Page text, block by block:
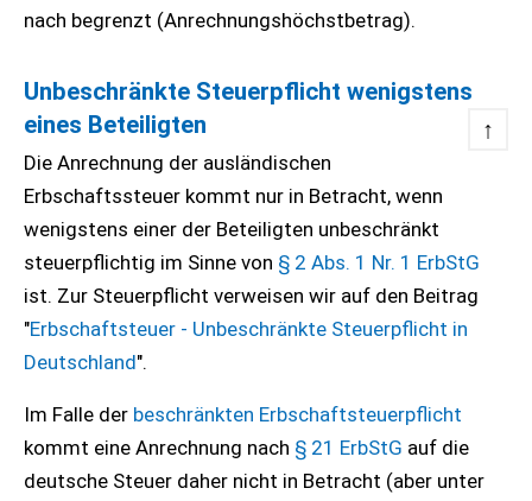
nach begrenzt (Anrechnungshöchstbetrag).
Unbeschränkte Steuerpflicht wenigstens
eines Beteiligten
↑
Die Anrechnung der ausländischen
Erbschaftssteuer kommt nur in Betracht, wenn
wenigstens einer der Beteiligten unbeschränkt
steuerpflichtig im Sinne von § 2 Abs. 1 Nr. 1 ErbStG
ist. Zur Steuerpflicht verweisen wir auf den Beitrag
"Erbschaftsteuer - Unbeschränkte Steuerpflicht in
Deutschland".
Im Falle der beschränkten Erbschaftsteuerpflicht
kommt eine Anrechnung nach § 21 ErbStG auf die
deutsche Steuer daher nicht in Betracht (aber unter